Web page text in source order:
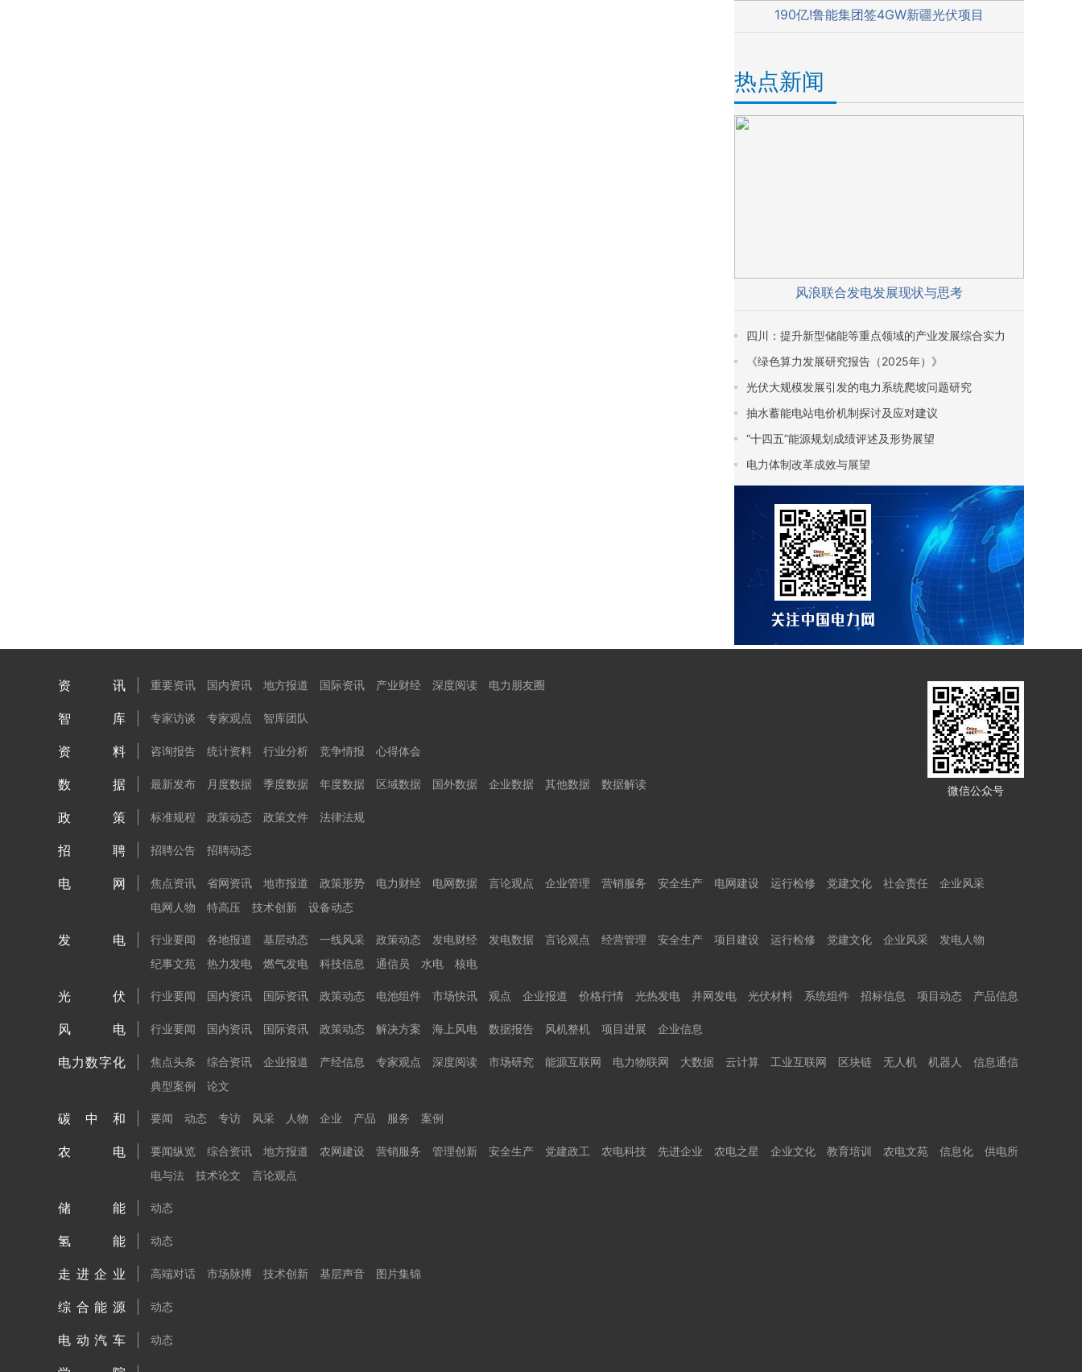
190亿!鲁能集团签4GW新疆光伏项目
热点新闻
风浪联合发电发展现状与思考
四川：提升新型储能等重点领域的产业发展综合实力
《绿色算力发展研究报告（2025年）》
光伏大规模发展引发的电力系统爬坡问题研究
抽水蓄能电站电价机制探讨及应对建议
“十四五”能源规划成绩评述及形势展望
电力体制改革成效与展望
微信公众号
资讯 重要资讯 国内资讯 地方报道 国际资讯 产业财经 深度阅读 电力朋友圈
智库 专家访谈 专家观点 智库团队
资料 咨询报告 统计资料 行业分析 竞争情报 心得体会
数据 最新发布 月度数据 季度数据 年度数据 区域数据 国外数据 企业数据 其他数据 数据解读
政策 标准规程 政策动态 政策文件 法律法规
招聘 招聘公告 招聘动态
电网 焦点资讯 省网资讯 地市报道 政策形势 电力财经 电网数据 言论观点 企业管理 营销服务 安全生产 电网建设 运行检修 党建文化 社会责任
企业风采
电网人物
特高压 技术创新 设备动态
发电 行业要闻 各地报道 基层动态 一线风采 政策动态 发电财经 发电数据 言论观点 经营管理 安全生产 项目建设 运行检修 党建文化 企业风采
发电人物
纪事文苑
热力发电 燃气发电 科技信息 通信员 水电 核电
光伏 行业要闻 国内资讯 国际资讯 政策动态 电池组件 市场快讯 观点 企业报道 价格行情 光热发电 并网发电 光伏材料 系统组件 招标信息 项目动态 产品信息
风电 行业要闻 国内资讯 国际资讯 政策动态 解决方案 海上风电 数据报告 风机整机 项目进展 企业信息
电力数字化 焦点头条 综合资讯 企业报道 产经信息 专家观点 深度阅读 市场研究 能源互联网 电力物联网 大数据 云计算 工业互联网 区块链 无人机 机器人
信息通信
典型案例
论文
碳中和 要闻 动态 专访 风采 人物 企业 产品 服务 案例
农电 要闻纵览 综合资讯 地方报道 农网建设 营销服务 管理创新 安全生产 党建政工 农电科技 先进企业 农电之星 企业文化 教育培训 农电文苑 信息化
供电所
电与法
技术论文 言论观点
储能 动态
氢能 动态
走进企业 高端对话 市场脉搏 技术创新 基层声音 图片集锦
综合能源 动态
电动汽车 动态